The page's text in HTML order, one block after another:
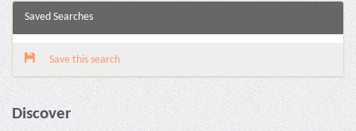
Saved Searches
Save this search
Discover